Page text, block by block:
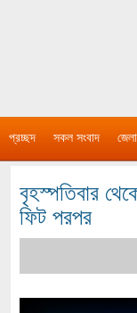
প্রচ্ছদ সকল সংবাদ
বৃহস্পতিবার
ফিট পরপর